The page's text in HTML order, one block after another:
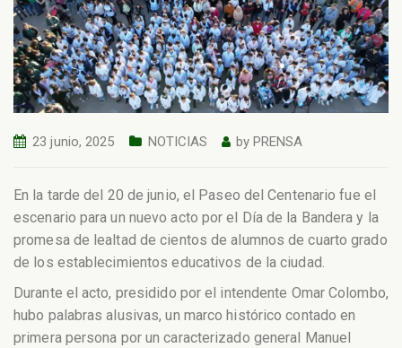
23 junio, 2025 NOTICIAS by PRENSA
En la tarde del 20 de junio, el Paseo del Centenario fue el
escenario para un nuevo acto por el Día de la Bandera y la
promesa de lealtad de cientos de alumnos de cuarto grado
de los establecimientos educativos de la ciudad.
Durante el acto, presidido por el intendente Omar Colombo,
hubo palabras alusivas, un marco histórico contado en
primera persona por un caracterizado general Manuel